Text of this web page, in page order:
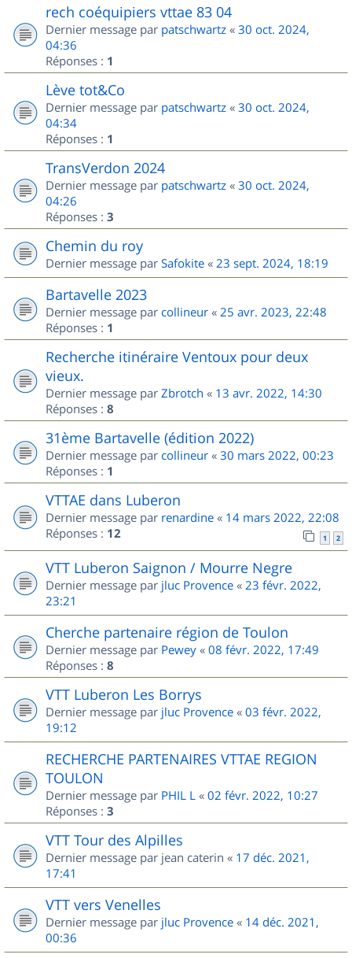
rech coéquipiers vttae 83 04
Dernier message par patschwartz « 30 oct. 2024,
04:36
Réponses : 1
Lève tot&Co
Dernier message par patschwartz « 30 oct. 2024,
04:34
Réponses : 1
TransVerdon 2024
Dernier message par patschwartz « 30 oct. 2024,
04:26
Réponses : 3
Chemin du roy
Dernier message par Safokite « 23 sept. 2024, 18:19
Bartavelle 2023
Dernier message par collineur « 25 avr. 2023, 22:48
Réponses : 1
Recherche itinéraire Ventoux pour deux
vieux.
Dernier message par Zbrotch « 13 avr. 2022, 14:30
Réponses : 8
31ème Bartavelle (édition 2022)
Dernier message par collineur « 30 mars 2022, 00:23
Réponses : 1
VTTAE dans Luberon
Dernier message par renardine « 14 mars 2022, 22:08
Réponses : 12 1 2
VTT Luberon Saignon / Mourre Negre
Dernier message par jluc Provence « 23 févr. 2022,
23:21
Cherche partenaire région de Toulon
Dernier message par Pewey « 08 févr. 2022, 17:49
Réponses : 8
VTT Luberon Les Borrys
Dernier message par jluc Provence « 03 févr. 2022,
19:12
RECHERCHE PARTENAIRES VTTAE REGION
TOULON
Dernier message par PHIL L « 02 févr. 2022, 10:27
Réponses : 3
VTT Tour des Alpilles
Dernier message par jean caterin « 17 déc. 2021,
17:41
VTT vers Venelles
Dernier message par jluc Provence « 14 déc. 2021,
00:36